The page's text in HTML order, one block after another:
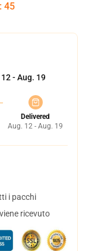
: 45
- Aug. 19
Delivered
Aug. 12 - Aug. 19
i pacchi
ricevuto